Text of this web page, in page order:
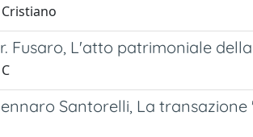
Fusaro, L'atto patrimoniale
Santorelli, La